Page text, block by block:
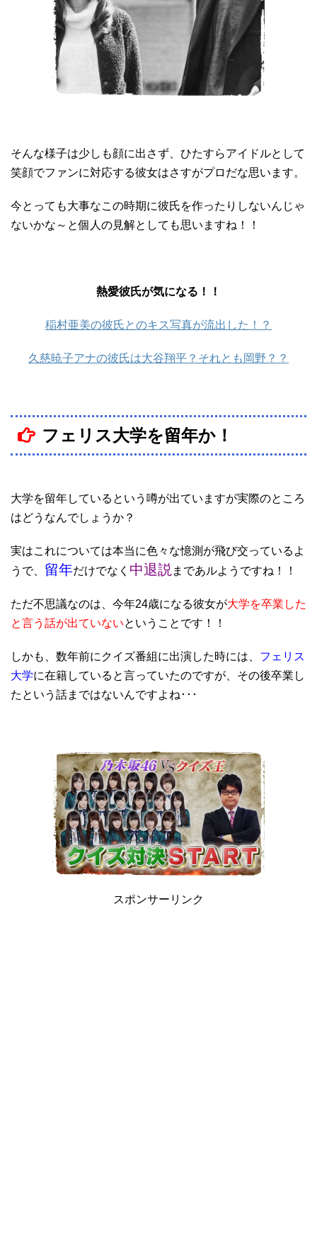
そんな様子は少しも顔に出さず、ひたすらアイドルとして
笑顔でファンに対応する彼女はさすがプロだな思います。
今とっても大事なこの時期に彼氏を作ったりしないんじゃ
ないかな～と個人の見解としても思いますね！！
熱愛彼氏が気になる！！
稲村亜美の彼氏とのキス写真が流出した！？
久慈暁子アナの彼氏は大谷翔平？それとも岡野？？
フェリス大学を留年か！
大学を留年しているという噂が出ていますが実際のところ
はどうなんでしょうか？
実はこれについては本当に色々な憶測が飛び交っているよ
うで、 留年だけでなく 中退説まであルようですね！！
ただ不思議なのは、今年24歳になる彼女が大学を卒業した
と言う話が出ていないということです！！
しかも、数年前にクイズ番組に出演した時には、 フェリス
大学に在籍していると言っていたのですが、その後卒業し
たという話まではないんですよね･･･
スポンサーリンク